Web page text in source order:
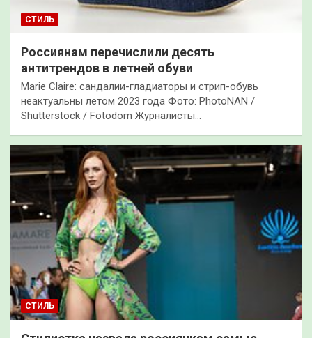
СТИЛЬ
Россиянам перечислили десять
антитрендов в летней обуви
Marie Claire: сандалии-гладиаторы и стрип-обувь
неактуальны летом 2023 года Фото: PhotoNAN /
Shutterstock / Fotodom Журналисты…
СТИЛЬ